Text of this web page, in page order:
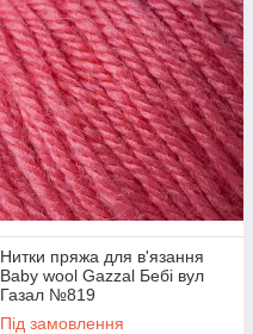
Нитки пряжа для в'язання
Baby wool Gazzal Бебі вул
Газал №819
Під замовлення